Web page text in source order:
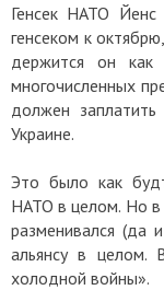
Генсек НАТО Йенс
генсеком к
держится он
многочисленных
должен
Украине.
Это было как
НАТО в целом. Но в
разменивался (да
альянсу в
холодной войны».